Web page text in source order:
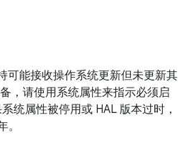
可能接收操作系统更新但未更新其
，请使用系统属性来指示必须启
统属性被停用或 HAL 版本过时，
。